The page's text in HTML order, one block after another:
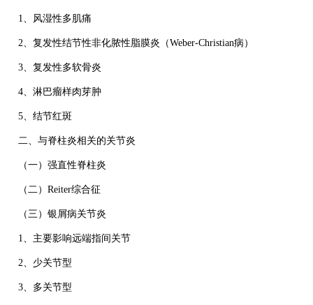
1、风湿性多肌痛
2、复发性结节性非化脓性脂膜炎（Weber-Christian病）
3、复发性多软骨炎
4、淋巴瘤样肉芽肿
5、结节红斑
二、与脊柱炎相关的关节炎
（一）强直性脊柱炎
（二）Reiter综合征
（三）银屑病关节炎
1、主要影响远端指间关节
2、少关节型
3、多关节型